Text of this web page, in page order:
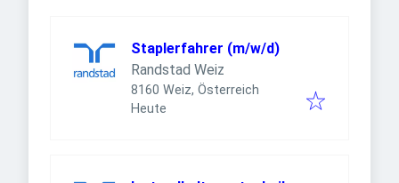
Staplerfahrer (m/w/d)
Randstad Weiz
8160 Weiz, Österreich
Veröffentlicht
Heute